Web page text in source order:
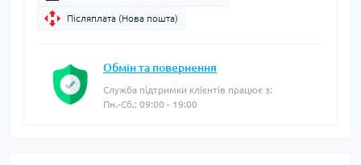
Післяплата (Нова пошта)
Обмін та повернення
Служба підтримки клієнтів працює з:
Пн.-Сб.: 09:00 - 19:00